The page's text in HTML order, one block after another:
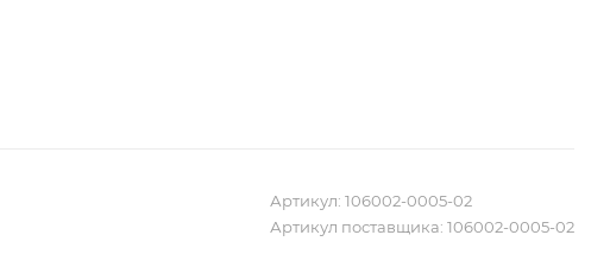
Артикул: 106002-0005-02
Артикул поставщика: 106002-0005-02